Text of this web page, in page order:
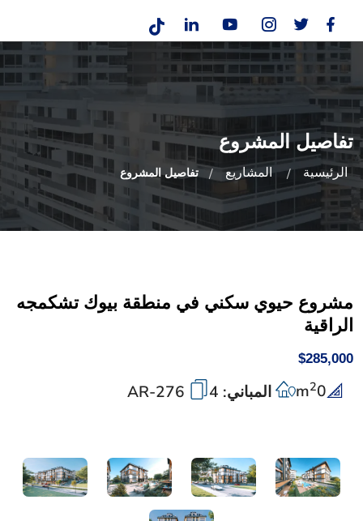
تفاصيل المشروع
الرئيسية المشاريع تفاصيل المشروع
مشروع حيوي سكني في منطقة بيوك تشكمجه
الراقية
$285,000
0
m2 المباني: 4